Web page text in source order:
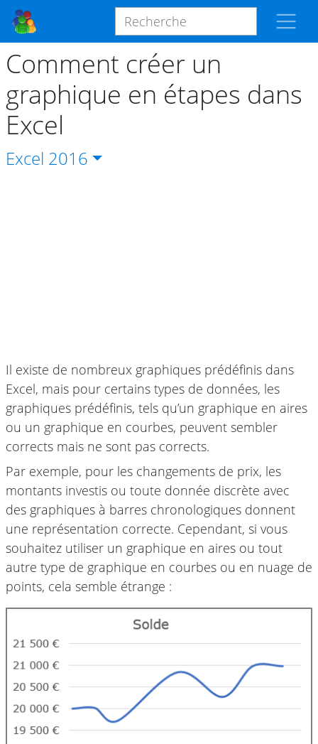
Comment créer un
graphique en étapes dans
Excel
Excel 2016
Il existe de nombreux graphiques prédéfinis dans
Excel, mais pour certains types de données, les
graphiques prédéfinis, tels qu’un graphique en aires
ou un graphique en courbes, peuvent sembler
corrects mais ne sont pas corrects.
Par exemple, pour les changements de prix, les
montants investis ou toute donnée discrète avec
des graphiques à barres chronologiques donnent
une représentation correcte. Cependant, si vous
souhaitez utiliser un graphique en aires ou tout
autre type de graphique en courbes ou en nuage de
points, cela semble étrange :